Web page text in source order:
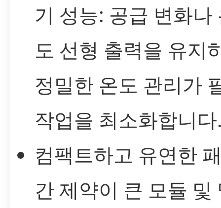
기 성능: 공급 변화나
도 선형 출력을 유지
정밀한 온도 관리가
작업을 최소화합니
컴팩트하고 유연한
간 제약이 큰 모듈 및